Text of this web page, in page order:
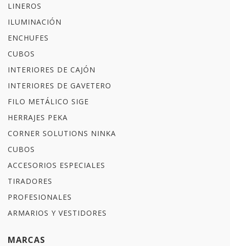
LINEROS
ILUMINACIÓN
ENCHUFES
CUBOS
INTERIORES DE CAJÓN
INTERIORES DE GAVETERO
FILO METÁLICO SIGE
HERRAJES PEKA
CORNER SOLUTIONS NINKA
CUBOS
ACCESORIOS ESPECIALES
TIRADORES
PROFESIONALES
ARMARIOS Y VESTIDORES
MARCAS